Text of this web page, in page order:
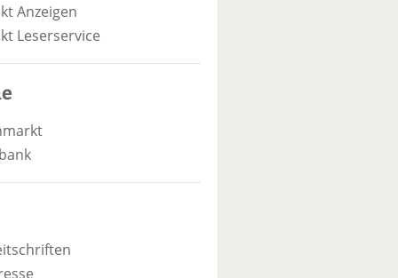
Anzeigen
Leserservice